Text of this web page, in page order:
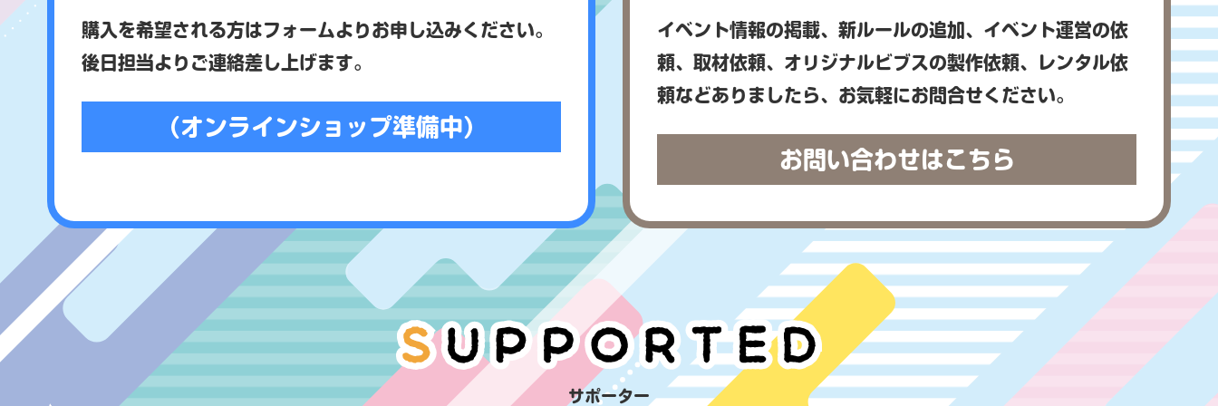
購入を希望される方はフォームよりお申し込みください。
後日担当よりご連絡差し上げます。
（オンラインショップ準備中）
イベント情報の掲載、新ルールの追加、イベント運営の依
頼、取材依頼、オリジナルビブスの製作依頼、レンタル依
頼などありましたら、お気軽にお問合せください。
お問い合わせはこちら
サポーター